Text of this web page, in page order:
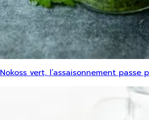
Nokoss vert, l’assaisonnement passe